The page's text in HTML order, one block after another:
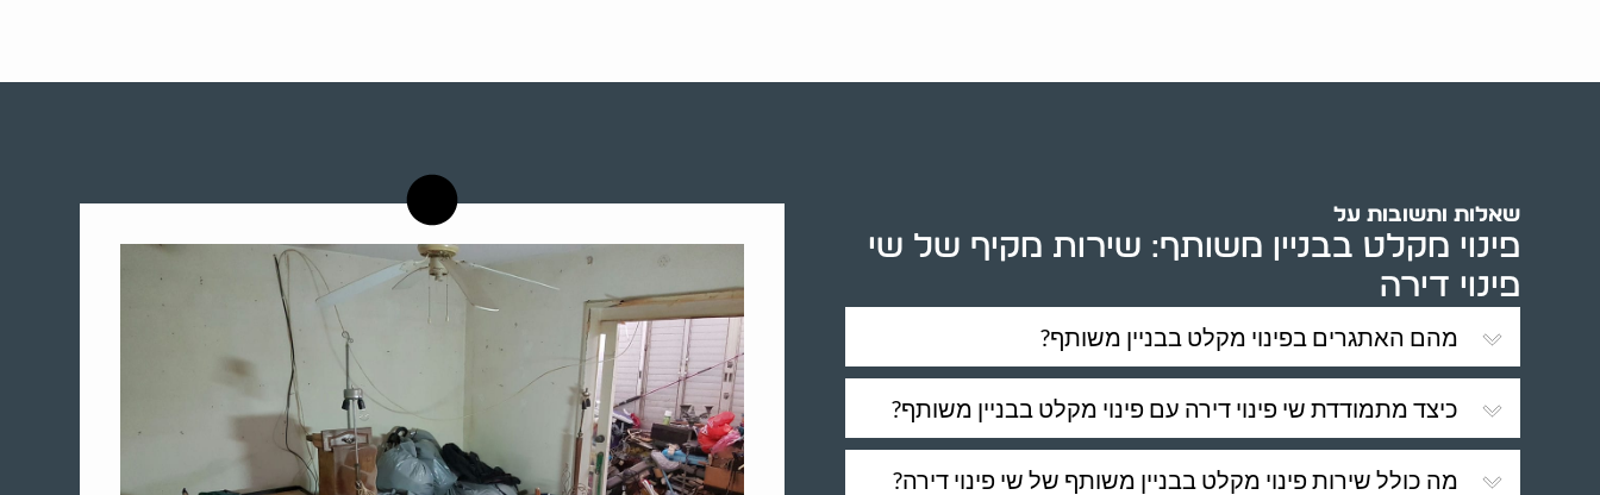
שאלות ותשובות על
פינוי מקלט בבניין משותף: שירות מקיף של שי
פינוי דירה
מהם האתגרים בפינוי מקלט בבניין משותף?
כיצד מתמודדת שי פינוי דירה עם פינוי מקלט בבניין משותף?
מה כולל שירות פינוי מקלט בבניין משותף של שי פינוי דירה?